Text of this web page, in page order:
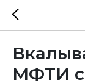
МФТИ